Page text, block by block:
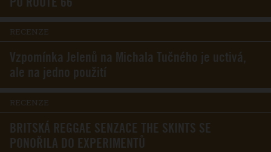
RECENZE
Vzpomínka Jelenů na Michala Tučného je uctivá,
ale na jedno použití
RECENZE
BRITSKÁ REGGAE SENZACE THE SKINTS SE
PONOŘILA DO EXPERIMENTŮ